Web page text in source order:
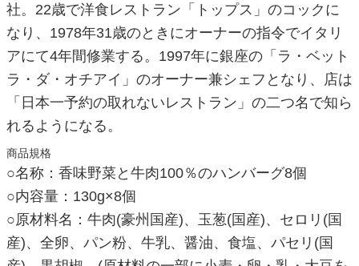
社。22歳で洋食レストラン「トップス」のコックに
なり、1978年31歳のときにオーナーの指令でイタリ
アにて4年間修業する。1997年に銀座の「ラ・ベット
ラ・ダ・オチアイ」のオーナー兼シェフとなり、店は
「日本一予約の取れないレストラン」の二つ名で知ら
れるようになる。
商品規格
○名称：香味野菜と牛肉100％のハンバーグ8個
○内容量：130g×8個
○原材料名：牛肉(豪州国産)、玉葱(国産)、セロリ(国
産)、全卵、パン粉、牛乳、醤油、食塩、パセリ(国